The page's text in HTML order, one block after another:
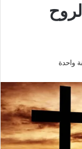
واحدة